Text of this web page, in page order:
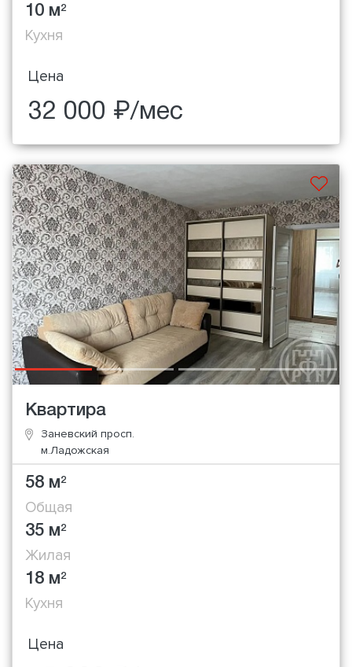
10 м2
Кухня
Цена
32 000 ₽/мес
Квартира
Заневский просп.
м.Ладожская
58 м2
Общая
35 м2
Жилая
18 м2
Кухня
Цена